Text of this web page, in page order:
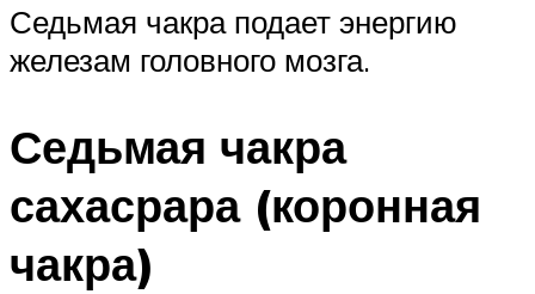
Седьмая чакра подает энергию
железам головного мозга.
Седьмая чакра
сахасрара (коронная
чакра)